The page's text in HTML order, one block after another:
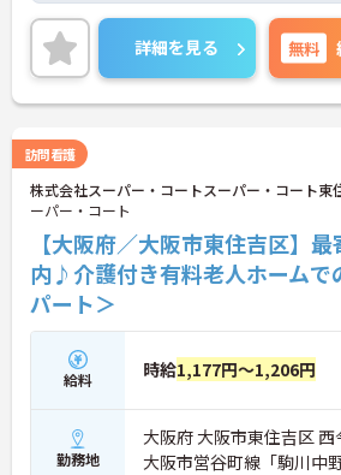
しますのでお気軽にご相談ください。
詳細を見る 無料
訪問看護
株式会社スーパー・コートスーパー・コート東
ーパー・コート
【大阪府／大阪市東住吉区】
内♪介護付き有料老人ホームで
パート＞
給料 時給1,177円～1,206円
勤務地
大阪府 大阪市東住吉区
大阪市営谷町線「駒川中